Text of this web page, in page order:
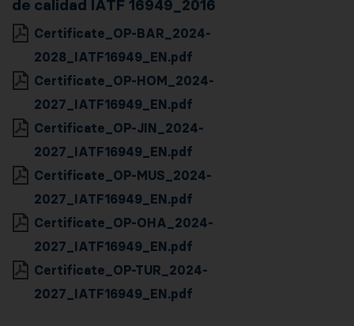
de calidad IATF 16949_2016
Certificate_OP-BAR_2024-
2028_IATF16949_EN.pdf
Certificate_OP-HOM_2024-
2027_IATF16949_EN.pdf
Certificate_OP-JIN_2024-
2027_IATF16949_EN.pdf
Certificate_OP-MUS_2024-
2027_IATF16949_EN.pdf
Certificate_OP-OHA_2024-
2027_IATF16949_EN.pdf
Certificate_OP-TUR_2024-
2027_IATF16949_EN.pdf